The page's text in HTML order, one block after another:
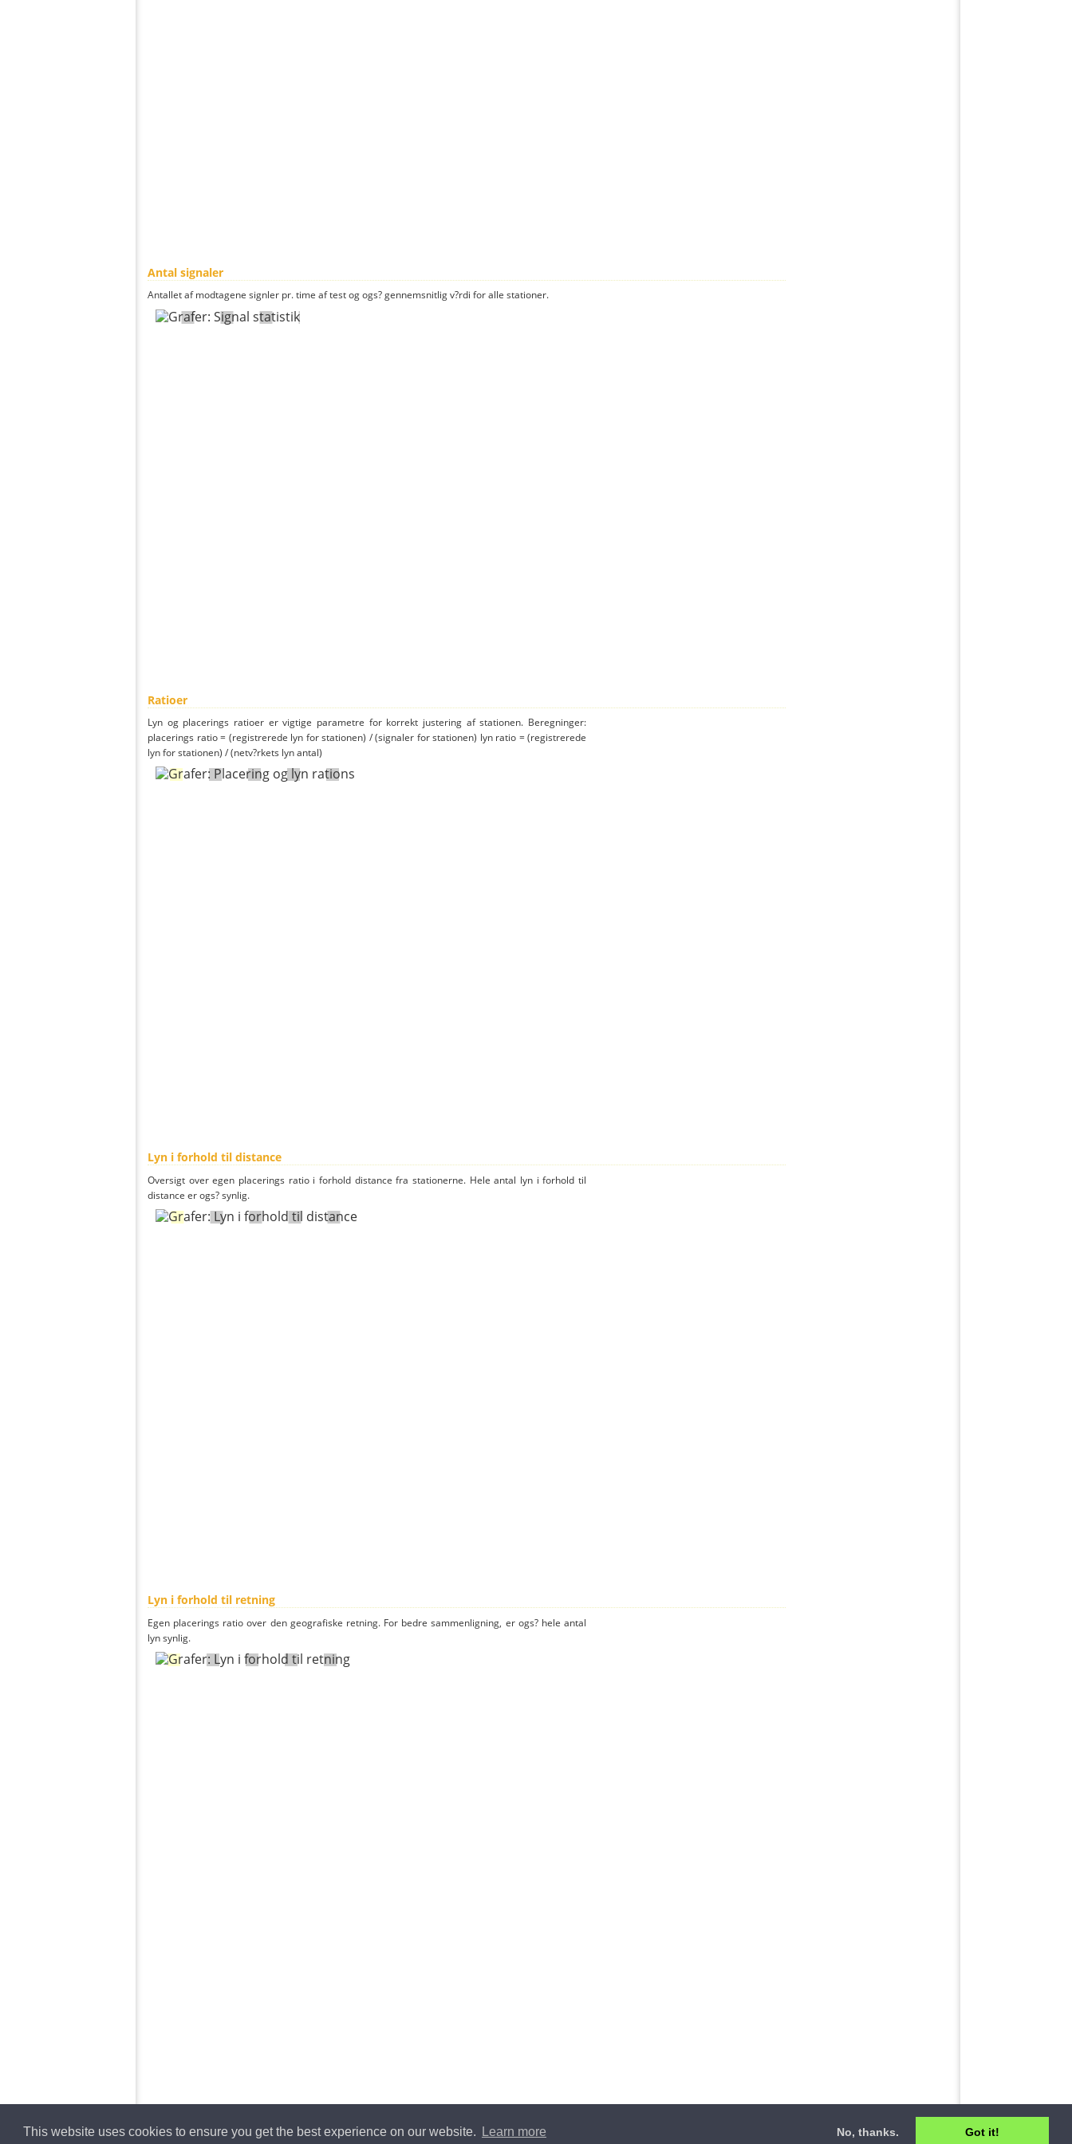
This website uses cookies to ensure you get the best experience on our website. Learn more No, thanks. Got it!
Antal signaler
Antallet af modtagene signler pr. time af test og ogs? gennemsnitlig v?rdi for alle stationer.
Ratioer
Lyn og placerings ratioer er vigtige parametre for korrekt justering af stationen. Beregninger:
placerings ratio = (registrerede lyn for stationen) / (signaler for stationen) lyn ratio = (registrerede
lyn for stationen) / (netv?rkets lyn antal)
Lyn i forhold til distance
Oversigt over egen placerings ratio i forhold distance fra stationerne. Hele antal lyn i forhold til
distance er ogs? synlig.
Lyn i forhold til retning
Egen placerings ratio over den geografiske retning. For bedre sammenligning, er ogs? hele antal
lyn synlig.